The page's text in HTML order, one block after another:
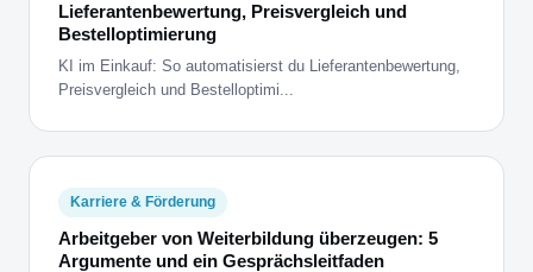
Lieferantenbewertung, Preisvergleich und
Bestelloptimierung
KI im Einkauf: So automatisierst du Lieferantenbewertung,
Preisvergleich und Bestelloptimi...
Karriere & Förderung
Arbeitgeber von Weiterbildung überzeugen: 5
Argumente und ein Gesprächsleitfaden